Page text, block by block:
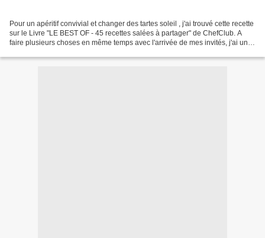
Pour un apéritif convivial et changer des tartes soleil , j'ai trouvé cette recette
sur le Livre "LE BEST OF - 45 recettes salées à partager" de ChefClub. A
faire plusieurs choses en même temps avec l'arrivée de mes invités, j'ai un